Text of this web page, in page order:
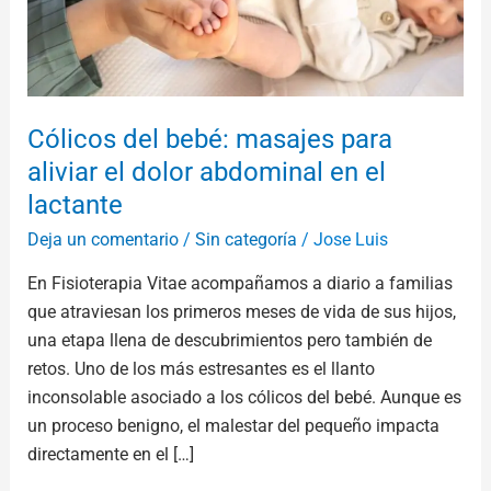
Cólicos del bebé: masajes para
aliviar el dolor abdominal en el
lactante
Deja un comentario / Sin categoría / Jose Luis
En Fisioterapia Vitae acompañamos a diario a familias
que atraviesan los primeros meses de vida de sus hijos,
una etapa llena de descubrimientos pero también de
retos. Uno de los más estresantes es el llanto
inconsolable asociado a los cólicos del bebé. Aunque es
un proceso benigno, el malestar del pequeño impacta
directamente en el […]
dolor
abdominal
en
el
lactante